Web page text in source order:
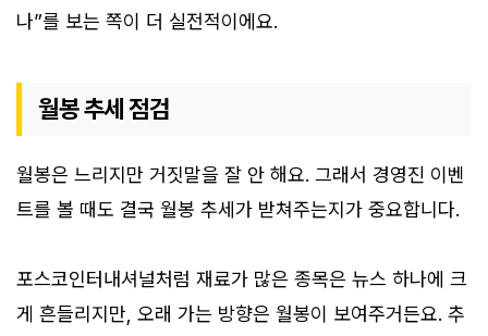
나”를 보는 쪽이 더 실전적이에요.
월봉 추세 점검
월봉은 느리지만 거짓말을 잘 안 해요. 그래서 경영진 이벤
트를 볼 때도 결국 월봉 추세가 받쳐주는지가 중요합니다.
포스코인터내셔널처럼 재료가 많은 종목은 뉴스 하나에 크
게 흔들리지만, 오래 가는 방향은 월봉이 보여주거든요. 추